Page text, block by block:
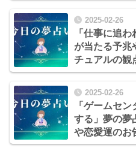
2025-02-26
「仕事に追
が当たる予兆
チュアルの観
2025-02-26
「ゲームセ
する」夢の夢
や恋愛運のお
点から解説